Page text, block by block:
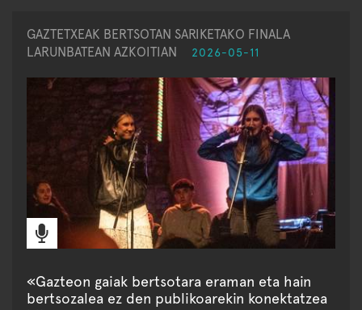
GAZTETXEAK BERTSOTAN SARIKETAKO FINALA
LARUNBATEAN AZKOITIAN
2026-05-11
«Gazteon gaiak bertsotara eraman eta hain
bertsozalea ez den publikoarekin konektatzea